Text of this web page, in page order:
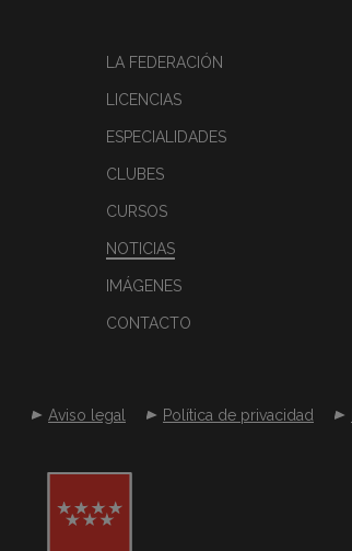
LA FEDERACIÓN
LICENCIAS
ESPECIALIDADES
CLUBES
CURSOS
NOTICIAS
IMÁGENES
CONTACTO
Aviso legal Política de privacidad